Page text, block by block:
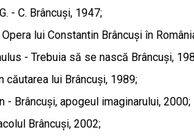
- C. Brâncuși, 1947;
lui Constantin Brâncuși în
- Trebuia să se nască Brâncuși,
căutarea lui Brâncuși, 1989;
- Brâncuși, apogeul imaginarului, 2000;
Brâncuși, 2002;